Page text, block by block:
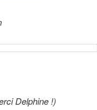
Delphine !)